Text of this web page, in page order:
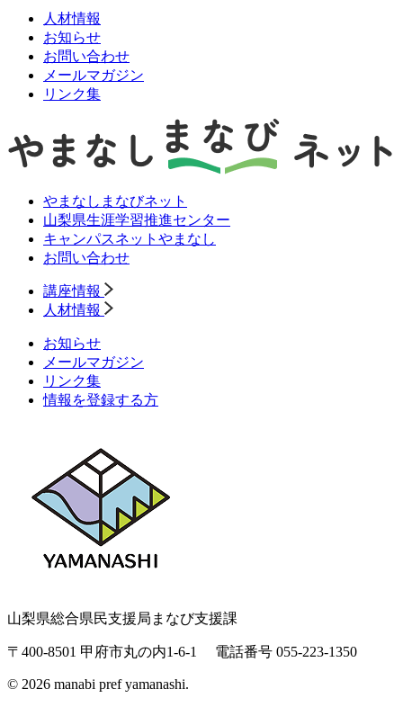
人材情報
お知らせ
お問い合わせ
メールマガジン
リンク集
やまなしまなびネット
山梨県生涯学習推進センター
キャンパスネットやまなし
お問い合わせ
講座情報
人材情報
お知らせ
メールマガジン
リンク集
情報を登録する方
山梨県総合県民支援局まなび支援課
〒400-8501 甲府市丸の内1-6-1 電話番号 055-223-1350
© 2026 manabi pref yamanashi.